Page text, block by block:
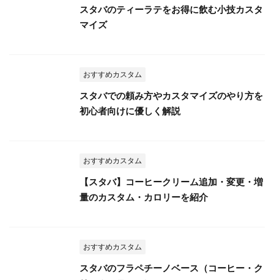
スタバのティーラテをお得に飲む小技カスタ
マイズ
おすすめカスタム
スタバでの頼み方やカスタマイズのやり方を
初心者向けに優しく解説
おすすめカスタム
【スタバ】コーヒークリーム追加・変更・増
量のカスタム・カロリーを紹介
おすすめカスタム
スタバのフラペチーノベース（コーヒー・ク